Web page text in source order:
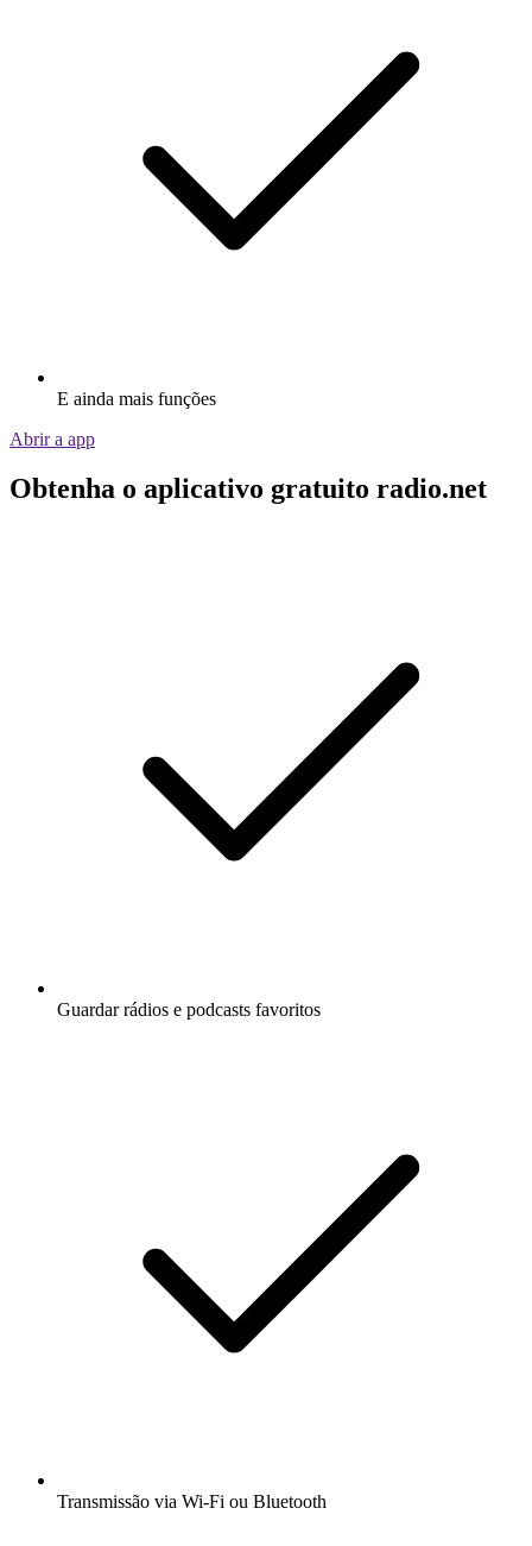
E ainda mais funções
Abrir a app
Obtenha o aplicativo gratuito radio.net
Guardar rádios e podcasts favoritos
Transmissão via Wi-Fi ou Bluetooth